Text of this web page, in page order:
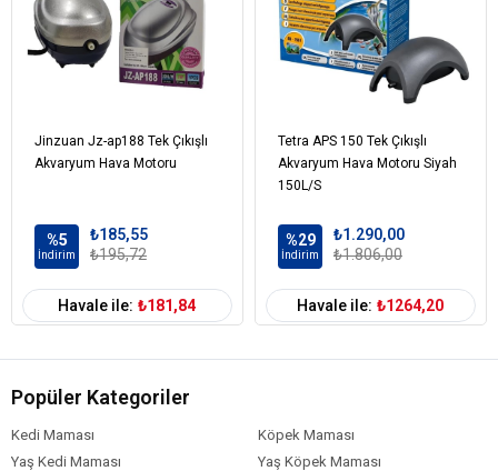
Jinzuan Jz-ap188 Tek Çıkışlı
Akvaryum Hava Motoru
%5
İndirim
₺185,55
₺195,72
Havale ile: ₺181,84
Tetra APS 150 Tek Çıkışlı
Akvaryum Hava Motoru Siyah
150L/S
%29
İndirim
₺1.290,00
₺1.806,00
Havale ile: ₺1264,20
Popüler Kategoriler
Kedi Maması
Köpek Maması
Yaş Kedi Maması
Yaş Köpek Maması